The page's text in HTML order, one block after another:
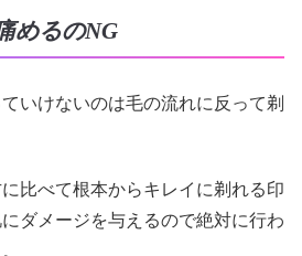
めるのNG
いけないのは毛の流れに反って剃
比べて根本からキレイに剃れる印
ダメージを与えるので絶対に行わ